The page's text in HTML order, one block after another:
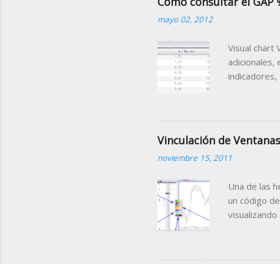
mayo 02, 2012
Visual chart
la sesión
de la
que nos
contiene los
Tabla
Vinculación de
noviembre 15, 2011
Una de las
un código
visualizando
el mismo
que el color